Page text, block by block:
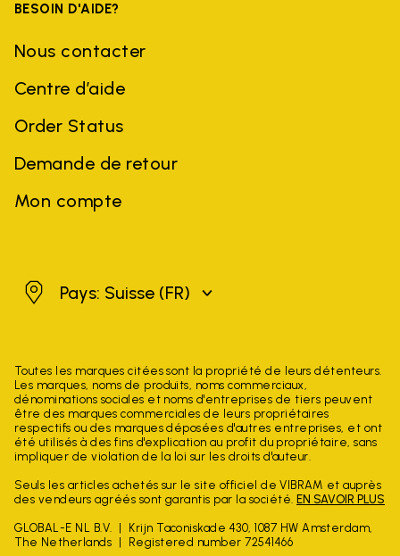
BESOIN D'AIDE?
Nous contacter
Centre d’aide
Order Status
Demande de retour
Mon compte
SuissePays: Suisse (FR)
Toutes les marques citées sont la propriété de leurs détenteurs.
Les marques, noms de produits, noms commerciaux,
dénominations sociales et noms d'entreprises de tiers peuvent
être des marques commerciales de leurs propriétaires
respectifs ou des marques déposées d'autres entreprises, et ont
été utilisés à des fins d'explication au profit du propriétaire, sans
impliquer de violation de la loi sur les droits d'auteur.
Seuls les articles achetés sur le site officiel de VIBRAM et auprès
des vendeurs agréés sont garantis par la société. EN SAVOIR PLUS
GLOBAL-E NL B.V.
Krijn Taconiskade 430, 1087 HW Amsterdam,
The Netherlands
Registered number 72541466